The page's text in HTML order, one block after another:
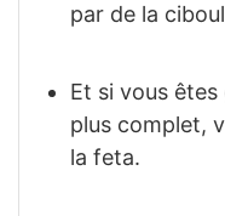
par de la
Et si vous
plus complet,
la feta.